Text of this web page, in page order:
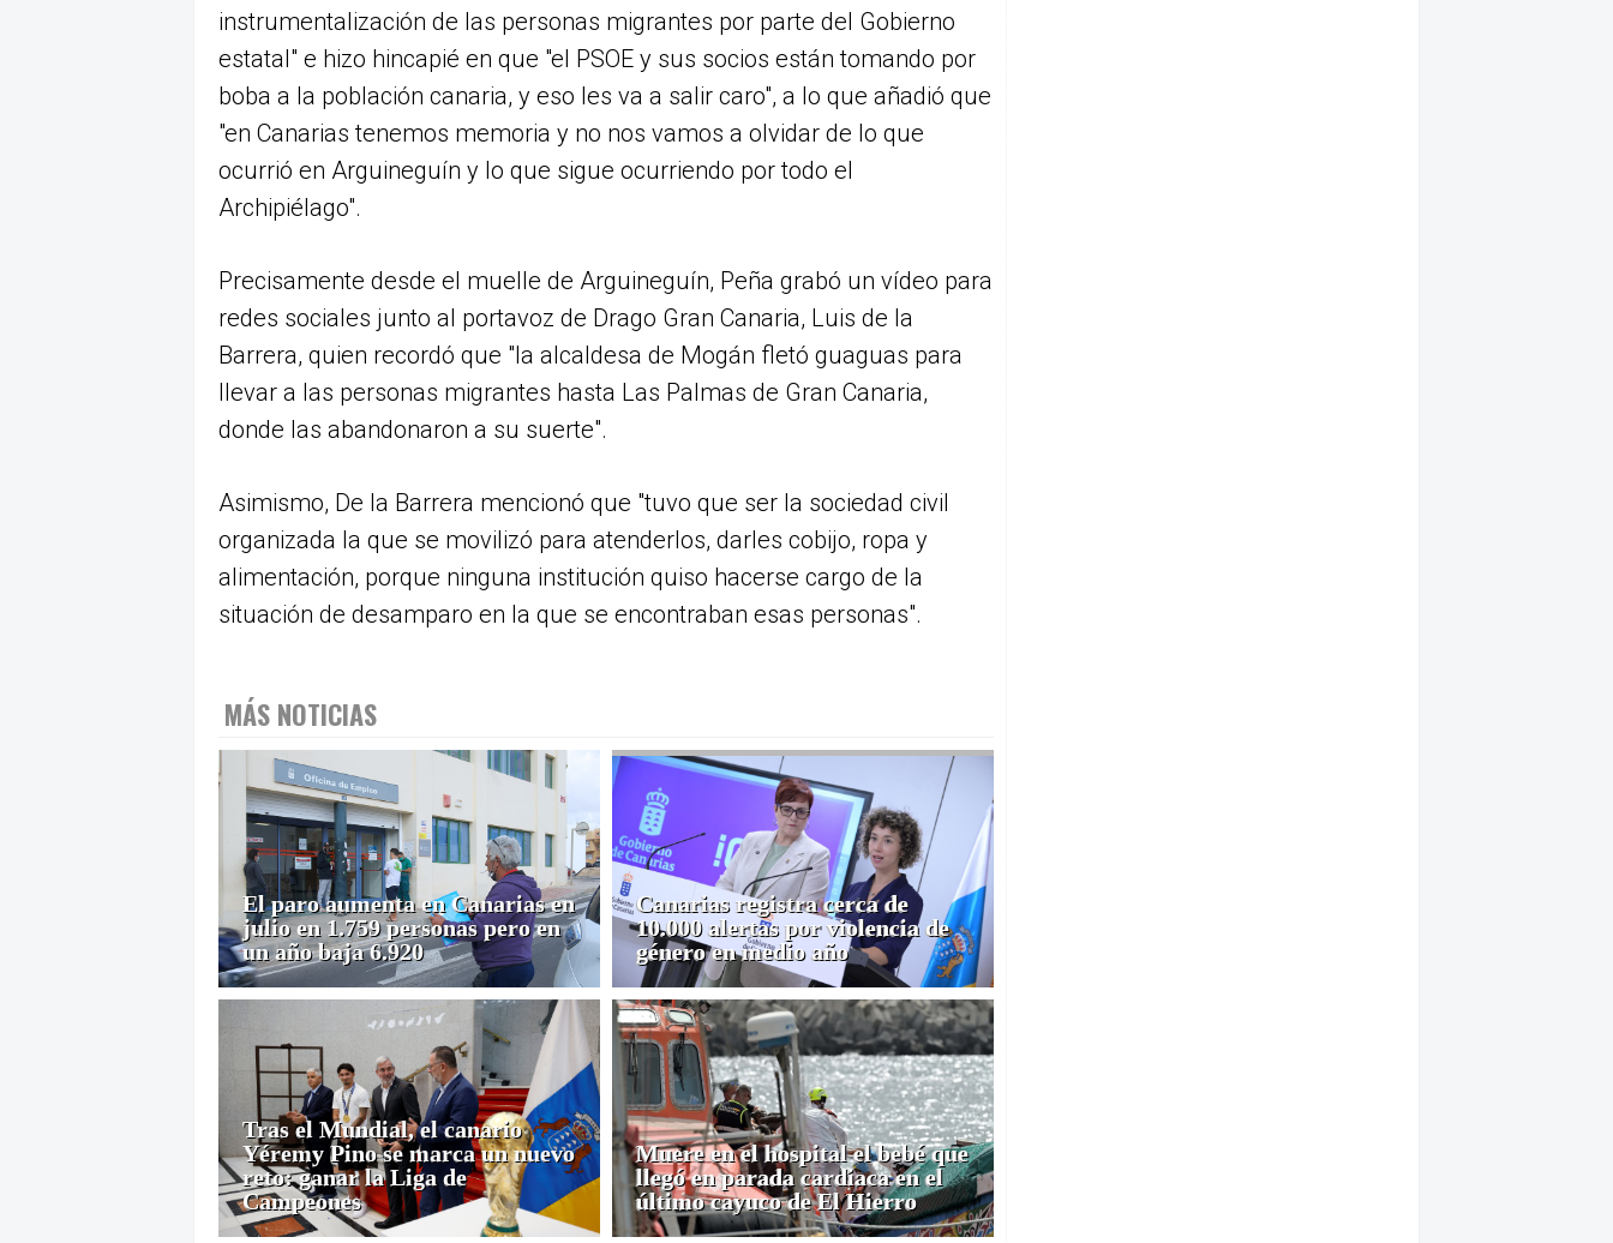
instrumentalización de las personas migrantes por parte del Gobierno
estatal" e hizo hincapié en que "el PSOE y sus socios están tomando por
boba a la población canaria, y eso les va a salir caro", a lo que añadió que
"en Canarias tenemos memoria y no nos vamos a olvidar de lo que
ocurrió en Arguineguín y lo que sigue ocurriendo por todo el
Archipiélago".
Precisamente desde el muelle de Arguineguín, Peña grabó un vídeo para
redes sociales junto al portavoz de Drago Gran Canaria, Luis de la
Barrera, quien recordó que "la alcaldesa de Mogán fletó guaguas para
llevar a las personas migrantes hasta Las Palmas de Gran Canaria,
donde las abandonaron a su suerte".
Asimismo, De la Barrera mencionó que "tuvo que ser la sociedad civil
organizada la que se movilizó para atenderlos, darles cobijo, ropa y
alimentación, porque ninguna institución quiso hacerse cargo de la
situación de desamparo en la que se encontraban esas personas".
MÁS NOTICIAS
El paro aumenta en Canarias en
julio en 1.759 personas pero en
un año baja 6.920
Canarias registra cerca de
10.000 alertas por violencia de
género en medio año
Tras el Mundial, el canario
Yéremy Pino se marca un nuevo
reto: ganar la Liga de
Campeones
Muere en el hospital el bebé que
llegó en parada cardiaca en el
último cayuco de El Hierro